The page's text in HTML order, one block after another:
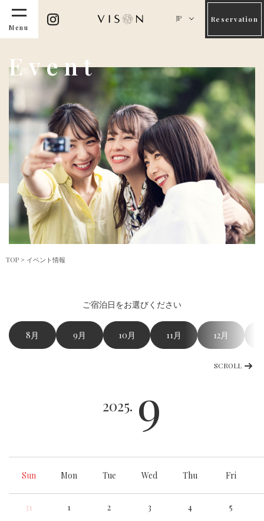
JP
Menu
Reservation
Event
TOP > イベント情報
ご宿泊日をお選びください
8月 9月 10月 11月 12月
SCROLL
2025. 9
Sun Mon Tue Wed Thu Fri
31 1 2 3 4 5